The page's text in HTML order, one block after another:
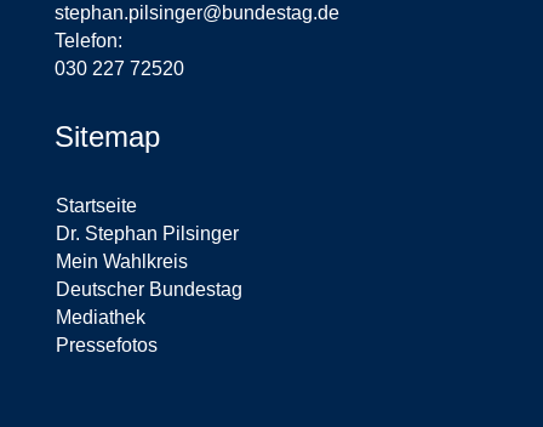
stephan.pilsinger@bundestag.de
Telefon:
030 227 72520
Sitemap
Startseite
Dr. Stephan Pilsinger
Mein Wahlkreis
Deutscher Bundestag
Mediathek
Pressefotos